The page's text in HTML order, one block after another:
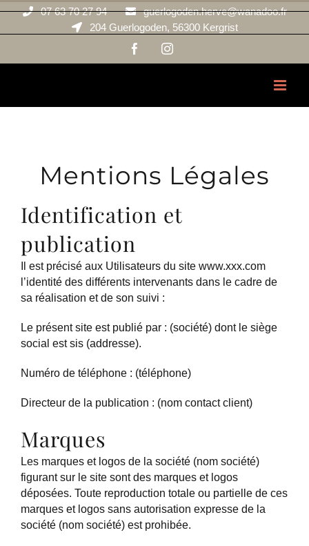
Passer
07 63 70 27 94
guerlogoden.herve@wanadoo.fr
204 Guerlogoden, 56300 Kergrist
FacebookInstagram
Mentions Légales
Identification et
publication
Il est précisé aux Utilisateurs du site www.xxx.com
l’identité des différents intervenants dans le cadre de
sa réalisation et de son suivi :
Le présent site est publié par : (société) dont le siège
social est sis (addresse).
Numéro de téléphone : (téléphone)
Directeur de la publication : (nom contact client)
Marques
Les marques et logos de la société (nom société)
figurant sur le site sont des marques et logos
déposées. Toute reproduction totale ou partielle de ces
marques et logos sans autorisation expresse de la
société (nom société) est prohibée.